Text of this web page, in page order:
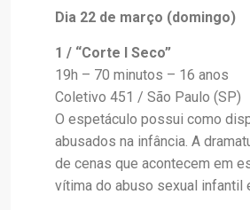
Dia 22 de março (domingo)
1 / “Corte I Seco”
19h – 70 minutos – 16 anos
Coletivo 451 / São Paulo (SP)
O espetáculo possui como
abusados na infância. A
de cenas que acontecem em
vítima do abuso sexual infantil